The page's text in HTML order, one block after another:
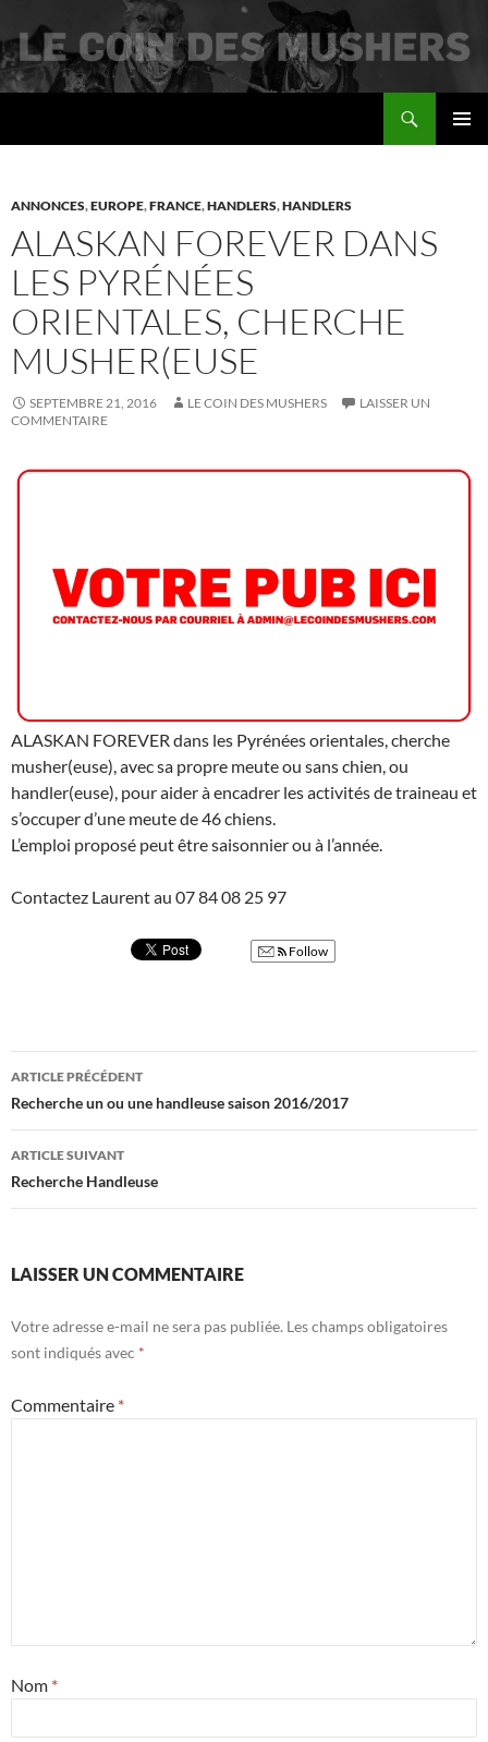
ANNONCES,EUROPE,FRANCE,HANDLERS,HANDLERS
ALASKAN FOREVER DANS
LES PYRÉNÉES
ORIENTALES, CHERCHE
MUSHER(EUSE
SEPTEMBRE 21, 2016 LE COIN DES MUSHERS
LAISSER UN
COMMENTAIRE
ALASKAN FOREVER dans les Pyrénées orientales, cherche
musher(euse), avec sa propre meute ou sans chien, ou
handler(euse), pour aider à encadrer les activités de traineau et
s’occuper d’une meute de 46 chiens.
L’emploi proposé peut être saisonnier ou à l’année.
Contactez Laurent au 07 84 08 25 97
Follow
Navigation
des
articles
ARTICLE PRÉCÉDENT
Recherche un ou une handleuse saison 2016/2017
ARTICLE SUIVANT
Recherche Handleuse
LAISSER UN COMMENTAIRE
Votre adresse e-mail ne sera pas publiée. Les champs obligatoires
sont indiqués avec *
Commentaire *
Nom *